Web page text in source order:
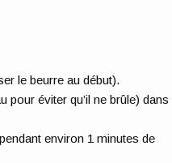
le beurre au début).
pour éviter qu’il ne brûle) dans
environ 1 minutes de